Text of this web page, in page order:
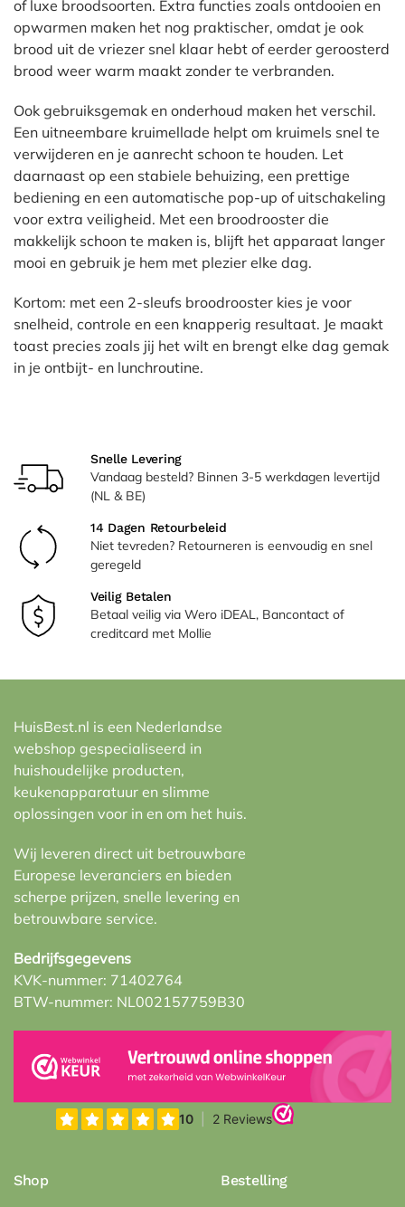
of luxe broodsoorten. Extra functies zoals ontdooien en
opwarmen maken het nog praktischer, omdat je ook
brood uit de vriezer snel klaar hebt of eerder geroosterd
brood weer warm maakt zonder te verbranden.
Ook gebruiksgemak en onderhoud maken het verschil.
Een uitneembare kruimellade helpt om kruimels snel te
verwijderen en je aanrecht schoon te houden. Let
daarnaast op een stabiele behuizing, een prettige
bediening en een automatische pop-up of uitschakeling
voor extra veiligheid. Met een broodrooster die
makkelijk schoon te maken is, blijft het apparaat langer
mooi en gebruik je hem met plezier elke dag.
Kortom: met een 2-sleufs broodrooster kies je voor
snelheid, controle en een knapperig resultaat. Je maakt
toast precies zoals jij het wilt en brengt elke dag gemak
in je ontbijt- en lunchroutine.
Snelle Levering
Vandaag besteld? Binnen 3-5 werkdagen levertijd
(NL & BE)
14 Dagen Retourbeleid
Niet tevreden? Retourneren is eenvoudig en snel
geregeld
Veilig Betalen
Betaal veilig via Wero iDEAL, Bancontact of
creditcard met Mollie
HuisBest.nl is een Nederlandse
webshop gespecialiseerd in
huishoudelijke producten,
keukenapparatuur en slimme
oplossingen voor in en om het huis.
Wij leveren direct uit betrouwbare
Europese leveranciers en bieden
scherpe prijzen, snelle levering en
betrouwbare service.
Bedrijfsgegevens
KVK-nummer: 71402764
BTW-nummer: NL002157759B30
Shop Bestelling